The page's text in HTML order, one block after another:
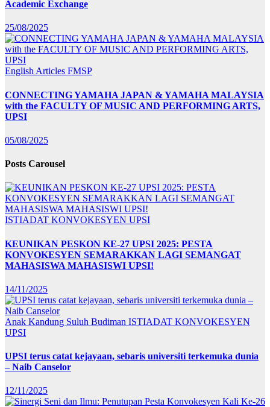
Academic Exchange
25/08/2025
English Articles FMSP
CONNECTING YAMAHA JAPAN & YAMAHA MALAYSIA
with the FACULTY OF MUSIC AND PERFORMING ARTS,
UPSI
05/08/2025
Posts Carousel
ISTIADAT KONVOKESYEN UPSI
KEUNIKAN PESKON KE-27 UPSI 2025: PESTA
KONVOKESYEN SEMARAKKAN LAGI SEMANGAT
MAHASISWA MAHASISWI UPSI!
14/11/2025
Anak Kandung Suluh Budiman ISTIADAT KONVOKESYEN
UPSI
UPSI terus catat kejayaan, sebaris universiti terkemuka dunia
– Naib Canselor
12/11/2025